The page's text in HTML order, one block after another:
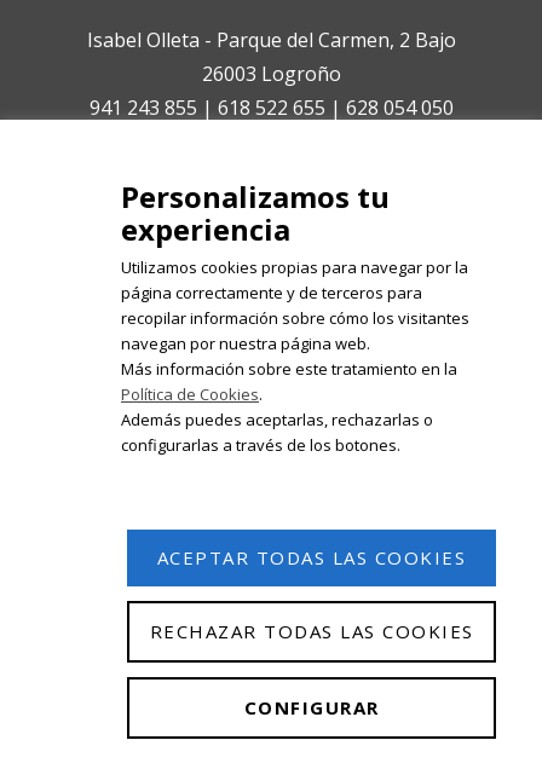
Isabel Olleta - Parque del Carmen, 2 Bajo
26003 Logroño
941 243 855 | 618 522 655 | 628 054 050
Registrate en nuestro boletín de
noticias
© 2026 Isabel Olleta. Todos los derechos reservados.
Personalizamos tu
experiencia
Utilizamos cookies propias para navegar por la
página correctamente y de terceros para
recopilar información sobre cómo los visitantes
navegan por nuestra página web.
Más información sobre este tratamiento en la
Política de Cookies.
Además puedes aceptarlas, rechazarlas o
configurarlas a través de los botones.
ACEPTAR TODAS LAS COOKIES
RECHAZAR TODAS LAS COOKIES
CONFIGURAR